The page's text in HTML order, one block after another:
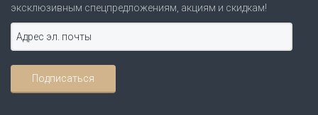
эксклюзивным спецпредложениям, акциям и скидкам!